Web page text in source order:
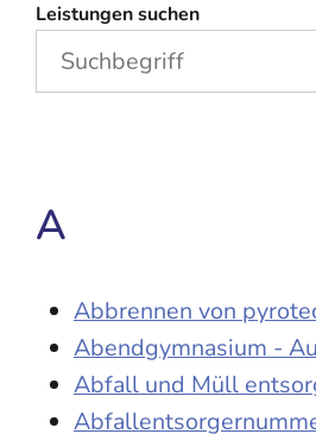
Leistungen suchen
A
Abbrennen von
Abendgymnasium -
Abfall und Müll